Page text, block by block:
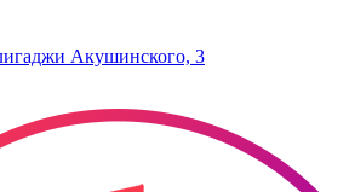
Акушинского, 3